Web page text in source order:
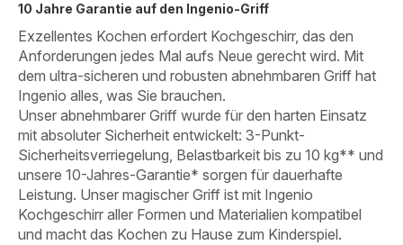
10 Jahre Garantie auf den Ingenio-Griff
Exzellentes Kochen erfordert Kochgeschirr, das den
Anforderungen jedes Mal aufs Neue gerecht wird. Mit
dem ultra-sicheren und robusten abnehmbaren Griff hat
Ingenio alles, was Sie brauchen.
Unser abnehmbarer Griff wurde für den harten Einsatz
mit absoluter Sicherheit entwickelt: 3-Punkt-
Sicherheitsverriegelung, Belastbarkeit bis zu 10 kg** und
unsere 10-Jahres-Garantie* sorgen für dauerhafte
Leistung. Unser magischer Griff ist mit Ingenio
Kochgeschirr aller Formen und Materialien kompatibel
und macht das Kochen zu Hause zum Kinderspiel.